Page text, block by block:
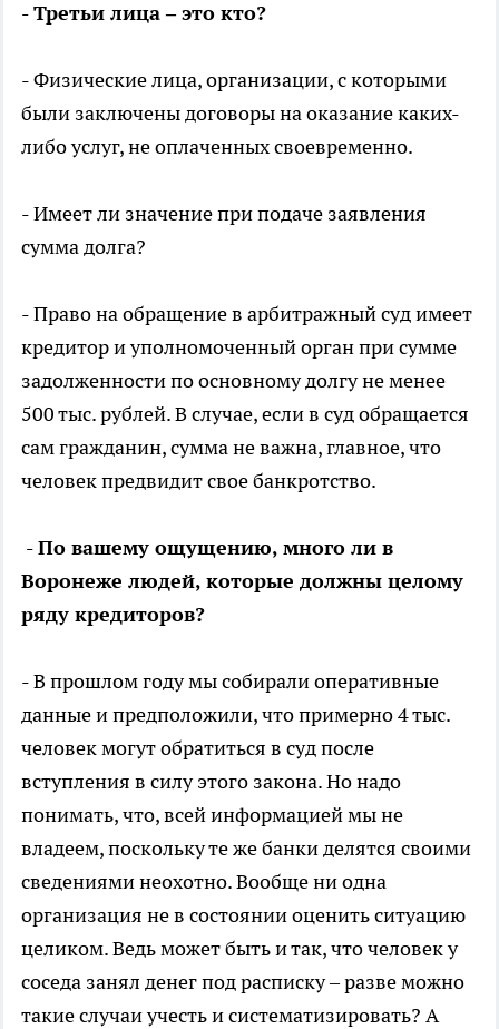
- Третьи лица – это кто?
- Физические лица, организации, с которыми
были заключены договоры на оказание каких-
либо услуг, не оплаченных своевременно.
- Имеет ли значение при подаче заявления
сумма долга?
- Право на обращение в арбитражный суд имеет
кредитор и уполномоченный орган при сумме
задолженности по основному долгу не менее
500 тыс. рублей. В случае, если в суд обращается
сам гражданин, сумма не важна, главное, что
человек предвидит свое банкротство.
- По вашему ощущению, много ли в
Воронеже людей, которые должны целому
ряду кредиторов?
- В прошлом году мы собирали оперативные
данные и предположили, что примерно 4 тыс.
человек могут обратиться в суд после
вступления в силу этого закона. Но надо
понимать, что, всей информацией мы не
владеем, поскольку те же банки делятся своими
сведениями неохотно. Вообще ни одна
организация не в состоянии оценить ситуацию
целиком. Ведь может быть и так, что человек у
соседа занял денег под расписку – разве можно
такие случаи учесть и систематизировать? А